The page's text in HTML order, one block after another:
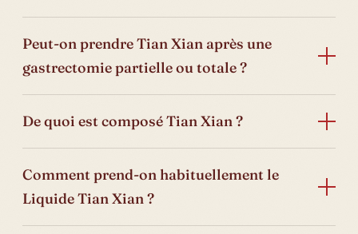
Peut-on prendre Tian Xian après une
gastrectomie partielle ou totale ?
De quoi est composé Tian Xian ?
Comment prend-on habituellement le
Liquide Tian Xian ?